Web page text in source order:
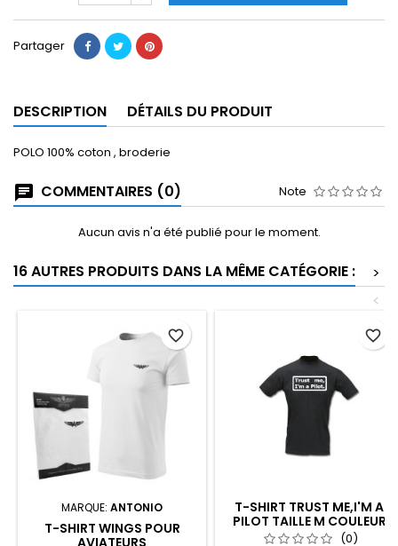
Partager
DESCRIPTION DÉTAILS DU PRODUIT
POLO 100% coton , broderie
COMMENTAIRES (0) Note
Aucun avis n'a été publié pour le moment.
16 AUTRES PRODUITS DANS LA MÊME CATÉGORIE :
>
<
MARQUE: ANTONIO
T-SHIRT WINGS POUR
AVIATEURS
favorite_border
T-SHIRT TRUST ME,I'M A
PILOT TAILLE M COULEUR
BLEUE NAVY(0)
favorite_border